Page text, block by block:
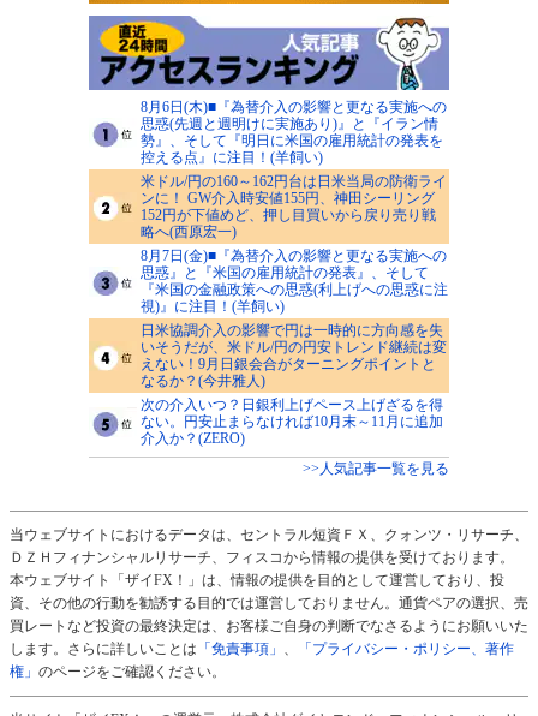
8月6日(木)■『為替介入の影響と更なる実施への
思惑(先週と週明けに実施あり)』と『イラン情
勢』、そして『明日に米国の雇用統計の発表を
控える点』に注目！(羊飼い)
米ドル/円の160～162円台は日米当局の防衛ライ
ンに！ GW介入時安値155円、神田シーリング
152円が下値めど、押し目買いから戻り売り戦
略へ(西原宏一)
8月7日(金)■『為替介入の影響と更なる実施への
思惑』と『米国の雇用統計の発表』、そして
『米国の金融政策への思惑(利上げへの思惑に注
視)』に注目！(羊飼い)
日米協調介入の影響で円は一時的に方向感を失
いそうだが、米ドル/円の円安トレンド継続は変
えない！9月日銀会合がターニングポイントと
なるか？(今井雅人)
次の介入いつ？日銀利上げペース上げざるを得
ない。円安止まらなければ10月末～11月に追加
介入か？(ZERO)
>>人気記事一覧を見る
当ウェブサイトにおけるデータは、セントラル短資ＦＸ、クォンツ・リサーチ、
ＤＺＨフィナンシャルリサーチ、フィスコから情報の提供を受けております。
本ウェブサイト「ザイFX！」は、情報の提供を目的として運営しており、投
資、その他の行動を勧誘する目的では運営しておりません。通貨ペアの選択、売
買レートなど投資の最終決定は、お客様ご自身の判断でなさるようにお願いいた
します。さらに詳しいことは 「免責事項」
「プライバシー・ポリシー、著作
権」 のページをご確認ください。